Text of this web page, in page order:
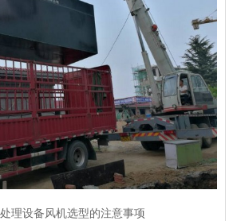
理设备风机选型的注意事项